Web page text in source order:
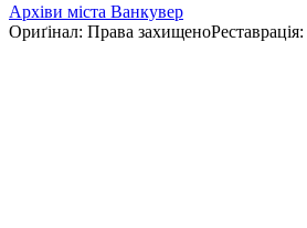
Архіви міста Ванкувер
Ориґінал: Права захищеноРеставрація: